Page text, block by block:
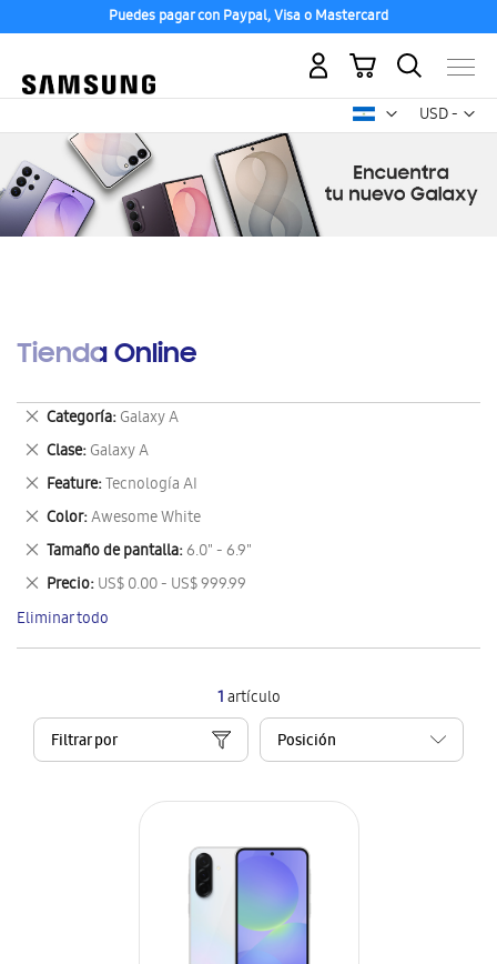
Puedes pagar con Paypal, Visa o Mastercard
USD -
dólar
Mi carrito
Tienda Online
1artículo
Filtrar por
Categoría Galaxy A
Eliminar
este
artículo
Clase Galaxy A
Eliminar
este
artículo
Feature Tecnología AI
Eliminar
este
artículo
Color Awesome White
Eliminar
este
artículo
Tamaño de pantalla 6.0" - 6.9"
Eliminar
este
artículo
Precio US$ 0.00 - US$ 999.99
Eliminar
este
artículo
Eliminar todo